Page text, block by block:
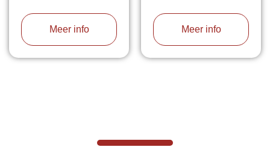
Meer info Meer info